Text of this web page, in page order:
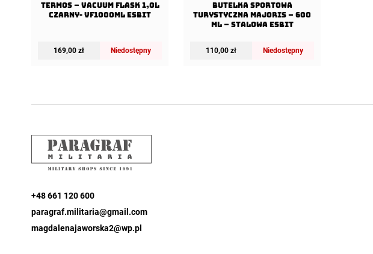
Termos – Vacuum Flask 1,0l
Czarny- VF1000ML Esbit
169,00zł Niedostępny
Butelka sportowa
turystyczna Majoris – 600
ml – Stalowa Esbit
110,00zł Niedostępny
+48 661 120 600
paragraf.militaria@gmail.com
magdalenajaworska2@wp.pl